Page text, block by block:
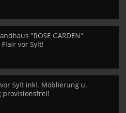
"ROSE GARDEN"
vor Sylt!
Sylt inkl. Möblierung u.
provisionsfrei!